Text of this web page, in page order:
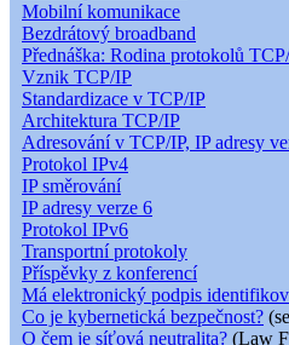
Mobilní komunikace
Bezdrátový broadband
Přednáška: Rodina protokolů
Vznik TCP/IP
Standardizace v TCP/IP
Architektura TCP/IP
Adresování v TCP/IP, IP adresy
Protokol IPv4
IP směrování
IP adresy verze 6
Protokol IPv6
Transportní protokoly
Příspěvky z konferencí
Má elektronický podpis
Co je kybernetická bezpečnost?
O čem je síťová neutralita? (Law